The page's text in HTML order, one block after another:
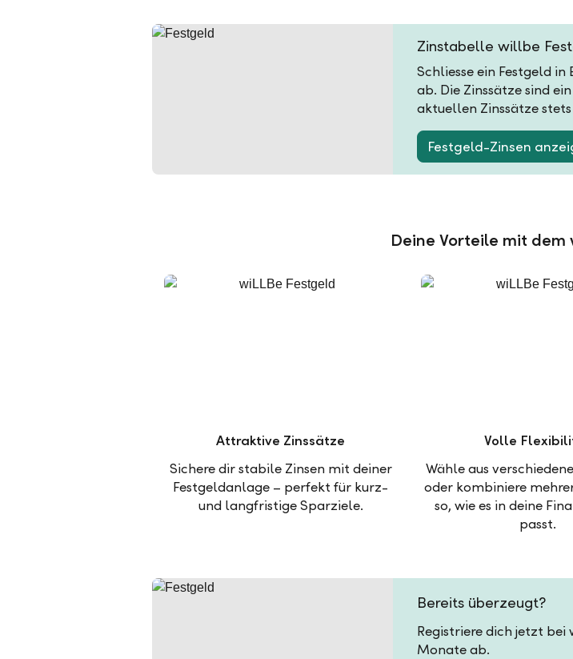
Zinstabelle willbe
Schliesse ein Festgeld in
ab. Die Zinssätze sind
aktuellen Zinssätze
Festgeld-Zinsen
Deine Vorteile mit dem
Attraktive Zinssätze
Sichere dir stabile Zinsen mit deiner
Festgeldanlage – perfekt für kurz-
und langfristige Sparziele.
Volle
Wähle aus
oder kombiniere
so, wie es in deine
passt.
Bereits überzeugt?
Registriere dich jetzt bei
Monate ab.